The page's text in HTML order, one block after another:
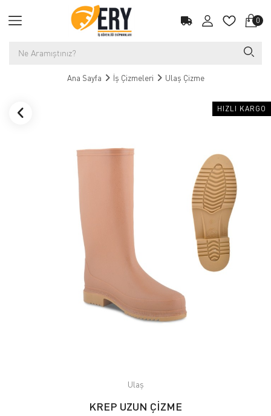
0
Ana Sayfa İş Çizmeleri Ulaş Çizme
HIZLI KARGO
Ulaş
KREP UZUN ÇİZME